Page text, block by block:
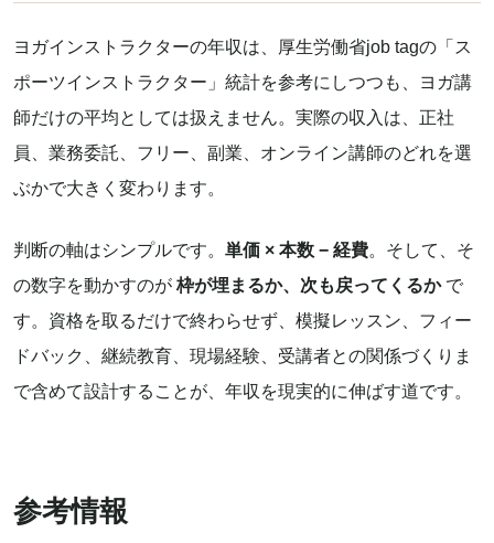
ヨガインストラクターの年収は、厚生労働省job tagの「ス
ポーツインストラクター」統計を参考にしつつも、ヨガ講
師だけの平均としては扱えません。実際の収入は、正社
員、業務委託、フリー、副業、オンライン講師のどれを選
ぶかで大きく変わります。
判断の軸はシンプルです。 単価 × 本数 − 経費。そして、そ
の数字を動かすのが 枠が埋まるか、次も戻ってくるかで
す。資格を取るだけで終わらせず、模擬レッスン、フィー
ドバック、継続教育、現場経験、受講者との関係づくりま
で含めて設計することが、年収を現実的に伸ばす道です。
参考情報